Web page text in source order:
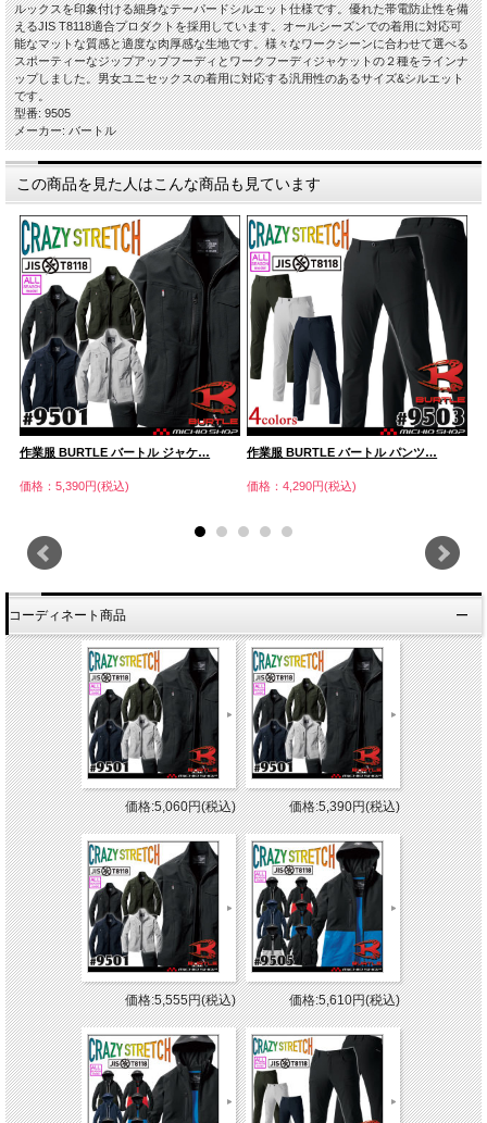
ルックスを印象付ける細身なテーパードシルエット仕様です。優れた帯電防止性を備
えるJIS T8118適合プロダクトを採用しています。オールシーズンでの着用に対応可
能なマットな質感と適度な肉厚感な生地です。様々なワークシーンに合わせて選べる
スポーティーなジップアップフーディとワークフーディジャケットの２種をラインナ
ップしました。男女ユニセックスの着用に対応する汎用性のあるサイズ&シルエット
です。
型番: 9505
メーカー: バートル
この商品を見た人はこんな商品も見ています
作業服 BURTLE バートル ジャケ…
価格：5,390円(税込)
作業服 BURTLE バートル パンツ…
価格：4,290円(税込)
コーディネート商品
価格:5,060円(税込) 価格:5,390円(税込)
価格:5,555円(税込) 価格:5,610円(税込)